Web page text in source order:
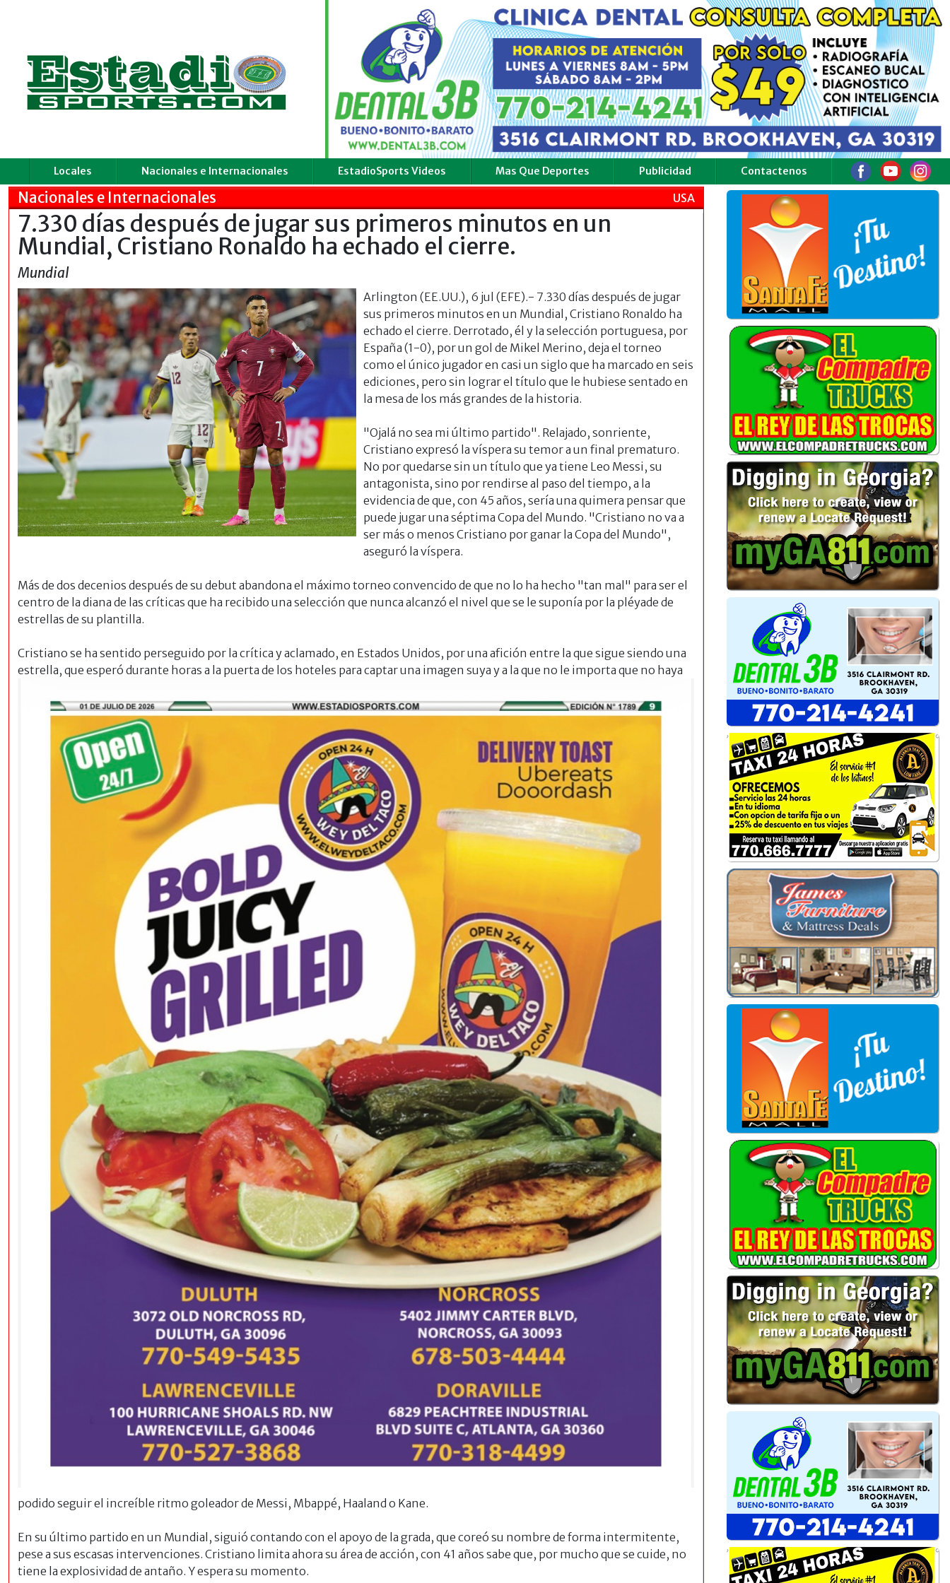
Locales Nacionales e Internacionales EstadioSports Videos Mas Que Deportes Publicidad Contactenos
Nacionales e Internacionales USA
7.330 días después de jugar sus primeros minutos en un
Mundial, Cristiano Ronaldo ha echado el cierre.
Mundial
Arlington (EE.UU.), 6 jul (EFE).- 7.330 días después de jugar
sus primeros minutos en un Mundial, Cristiano Ronaldo ha
echado el cierre. Derrotado, él y la selección portuguesa, por
España (1-0), por un gol de Mikel Merino, deja el torneo
como el único jugador en casi un siglo que ha marcado en seis
ediciones, pero sin lograr el título que le hubiese sentado en
la mesa de los más grandes de la historia.
"Ojalá no sea mi último partido". Relajado, sonriente,
Cristiano expresó la víspera su temor a un final prematuro.
No por quedarse sin un título que ya tiene Leo Messi, su
antagonista, sino por rendirse al paso del tiempo, a la
evidencia de que, con 45 años, sería una quimera pensar que
puede jugar una séptima Copa del Mundo. "Cristiano no va a
ser más o menos Cristiano por ganar la Copa del Mundo",
aseguró la víspera.
Más de dos decenios después de su debut abandona el máximo torneo convencido de que no lo ha hecho "tan mal" para ser el
centro de la diana de las críticas que ha recibido una selección que nunca alcanzó el nivel que se le suponía por la pléyade de
estrellas de su plantilla.
Cristiano se ha sentido perseguido por la crítica y aclamado, en Estados Unidos, por una afición entre la que sigue siendo una
estrella, que esperó durante horas a la puerta de los hoteles para captar una imagen suya y a la que no le importa que no haya
podido seguir el increíble ritmo goleador de Messi, Mbappé, Haaland o Kane.
En su último partido en un Mundial, siguió contando con el apoyo de la grada, que coreó su nombre de forma intermitente,
pese a sus escasas intervenciones. Cristiano limita ahora su área de acción, con 41 años sabe que, por mucho que se cuide, no
tiene la explosividad de antaño. Y espera su momento.